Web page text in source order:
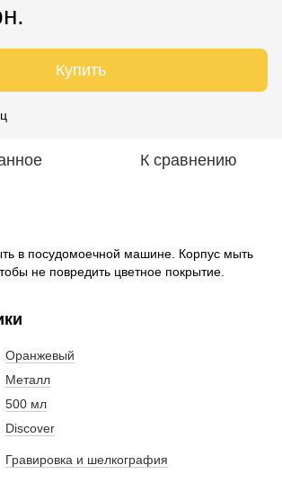
Купить
К сравнению
в посудомоечной машине. Корпус мыть
не повредить цветное покрытие.
Оранжевый
Металл
500 мл
Discover
Гравировка и шелкография